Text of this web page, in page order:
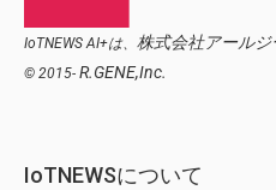
IoTNEWS AI+は、 株式会社アールジ
© 2015- R.GENE,Inc.
IoTNEWSについて